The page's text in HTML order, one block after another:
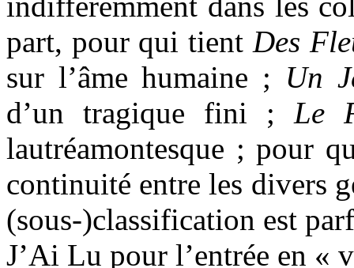
part, pour qui tient Des
sur l’âme humaine ; Un
d’un tragique fini ; Le
lautréamontesque ; pour
continuité entre les divers
(sous-)classification est
J’Ai Lu pour l’entrée en